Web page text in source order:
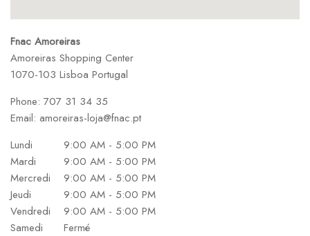
Fnac Amoreiras
Amoreiras Shopping Center
1070-103 Lisboa Portugal
Phone: 707 31 34 35
Email: amoreiras-loja@fnac.pt
Lundi
9:00 AM - 5:00 PM
Mardi
9:00 AM - 5:00 PM
Mercredi
9:00 AM - 5:00 PM
Jeudi
9:00 AM - 5:00 PM
Vendredi
9:00 AM - 5:00 PM
Samedi
Fermé